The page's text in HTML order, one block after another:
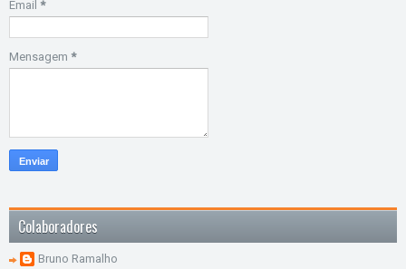
Email *
Mensagem *
Colaboradores
Bruno Ramalho